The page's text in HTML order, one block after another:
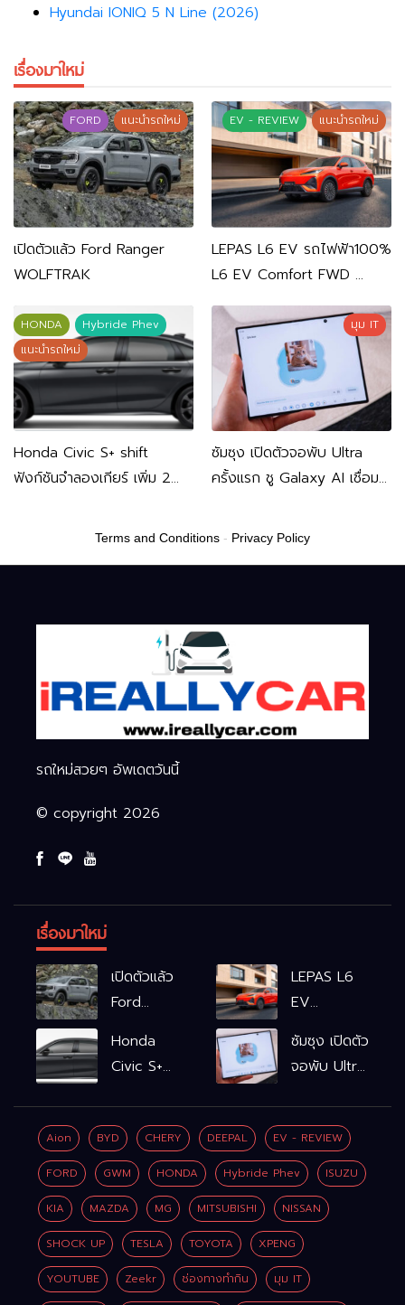
Hyundai IONIQ 5 N Line (2026)
เรื่องมาใหม่
FORD แนะนำรถใหม่
เปิดตัวแล้ว Ford Ranger
WOLFTRAK
EV - REVIEW แนะนำรถใหม่
LEPAS L6 EV รถไฟฟ้า100%
L6 EV Comfort FWD
Premium FWD 799,900
บาท
HONDA
Hybride Phev
แนะนำรถใหม่
Honda Civic S+ shift
ฟังก์ชันจำลองเกียร์ เพิ่ม 2
มุม IT
ซัมซุง เปิดตัวจอพับ Ultra
ครั้งแรก ชู Galaxy AI เชื่อม
Terms and Conditions - Privacy Policy
รถใหม่สวยๆ อัพเดตวันนี้
© copyright 2026
เรื่องมาใหม่
เปิดตัวแล้ว
Ford
WOLFTRAK
LEPAS L6
EV
L6 EV
Comfort
FWD
769,900
บาท L6 EV
Premium
FWD
799,900
บาท
Honda
Civic S+
จำลองเกียร์
เพิ่ม 2 หมื่น
บาท
ซัมซุง เปิดตัว
จอพับ Ultra
เชื่อมมือถือ-
นาฬิกา-แว่น
อัจฉริยะ
Aion BYD CHERY DEEPAL EV - REVIEW
FORD GWM HONDA Hybride Phev ISUZU
KIA MAZDA MG MITSUBISHI NISSAN
SHOCK UP TESLA TOYOTA XPENG
YOUTUBE Zeekr ช่องทางทำกิน มุม IT